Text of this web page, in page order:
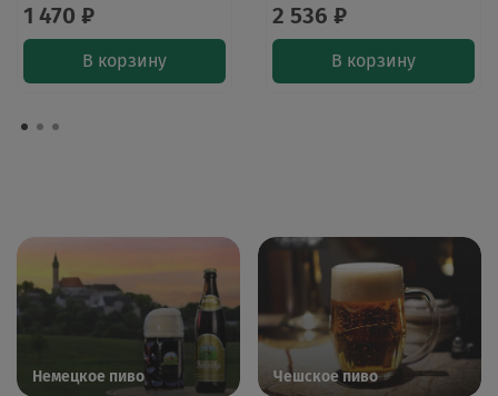
1 470 ₽
В корзину
2 536 ₽
В корзину
Немецкое пиво Чешское пиво